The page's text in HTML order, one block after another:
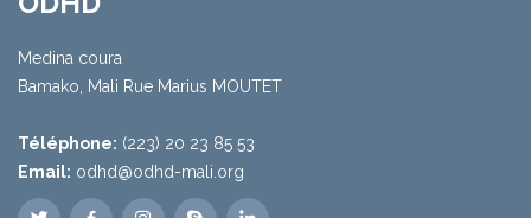
Medina coura
Bamako, Mali Rue Marius MOUTET
Téléphone: (223) 20 23 85 53
Email: odhd@odhd-mali.org